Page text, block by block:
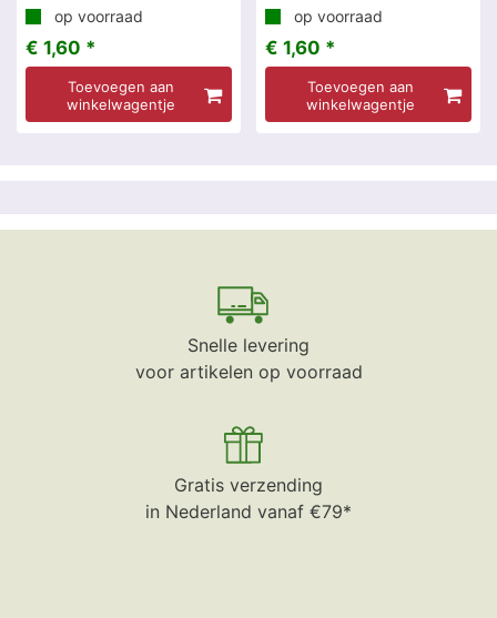
op voorraad
€ 1,60 *
Toevoegen aan
winkelwagentje
op voorraad
€ 1,60 *
Toevoegen aan
winkelwagentje
Snelle levering
voor artikelen op voorraad
Gratis verzending
in Nederland vanaf €79*